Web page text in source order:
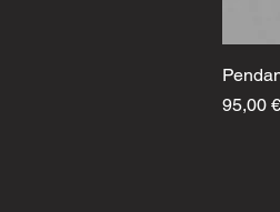
Preis
95,00 €